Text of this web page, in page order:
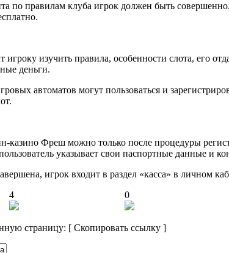
по правилам клуба игрок должен быть
изучить правила, особенности слота, его
деньги.
автоматов могут пользоваться и
казино Фреш можно только после процедуры
указывает свои паспортные данные и
игрок входит в раздел «касса» в личном
4 0
страницу: [ Скопировать ссылку ]